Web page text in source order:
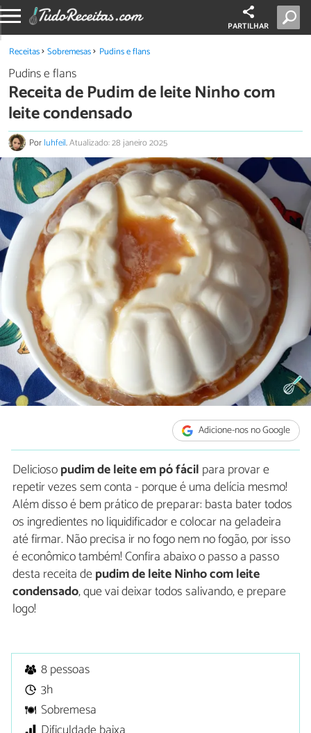
PARTILHAR
Receitas Sobremesas Pudins e flans
Pudins e flans
Receita de Pudim de leite Ninho com
leite condensado
Porluhfeil.Atualizado: 28 janeiro 2025
Adicione-nos no Google
Deliciosopudim de leite em pó fácil para provar e
repetir vezes sem conta - porque é uma delícia mesmo!
Além disso é bem prático de preparar: basta bater todos
os ingredientes no liquidificador e colocar na geladeira
até firmar. Não precisa ir no fogo nem no fogão, por isso
é econômico também! Confira abaixo o passo a passo
desta receita depudim de leite Ninho com leite
condensado, que vai deixar todos salivando, e prepare
logo!
8 pessoas
3h
Sobremesa